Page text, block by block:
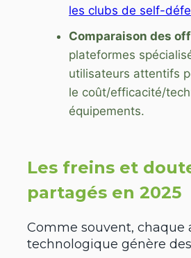
les clubs de self-
Comparaison des
plateformes
utilisateurs attentifs
le coût/efficacité/
équipements.
Les freins et
partagés en 2025
Comme souvent, chaque
technologique génère